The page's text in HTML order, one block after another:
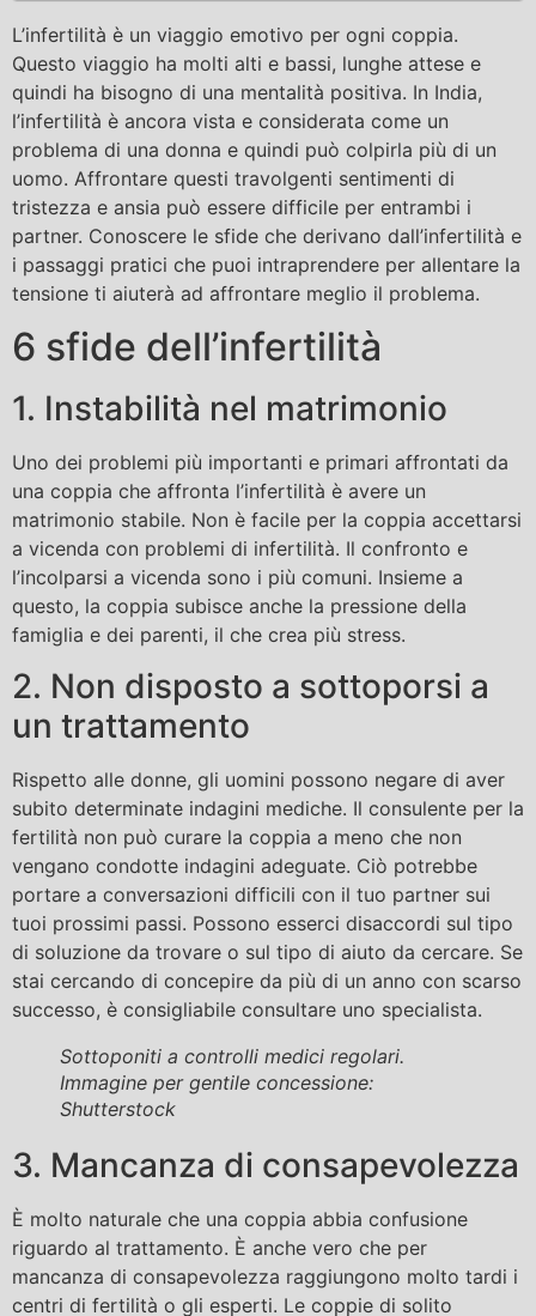
L’infertilità è un viaggio emotivo per ogni coppia.
Questo viaggio ha molti alti e bassi, lunghe attese e
quindi ha bisogno di una mentalità positiva. In India,
l’infertilità è ancora vista e considerata come un
problema di una donna e quindi può colpirla più di un
uomo. Affrontare questi travolgenti sentimenti di
tristezza e ansia può essere difficile per entrambi i
partner. Conoscere le sfide che derivano dall’infertilità e
i passaggi pratici che puoi intraprendere per allentare la
tensione ti aiuterà ad affrontare meglio il problema.
6 sfide dell’infertilità
1. Instabilità nel matrimonio
Uno dei problemi più importanti e primari affrontati da
una coppia che affronta l’infertilità è avere un
matrimonio stabile. Non è facile per la coppia accettarsi
a vicenda con problemi di infertilità. Il confronto e
l’incolparsi a vicenda sono i più comuni. Insieme a
questo, la coppia subisce anche la pressione della
famiglia e dei parenti, il che crea più stress.
2. Non disposto a sottoporsi a
un trattamento
Rispetto alle donne, gli uomini possono negare di aver
subito determinate indagini mediche. Il consulente per la
fertilità non può curare la coppia a meno che non
vengano condotte indagini adeguate. Ciò potrebbe
portare a conversazioni difficili con il tuo partner sui
tuoi prossimi passi. Possono esserci disaccordi sul tipo
di soluzione da trovare o sul tipo di aiuto da cercare. Se
stai cercando di concepire da più di un anno con scarso
successo, è consigliabile consultare uno specialista.
Sottoponiti a controlli medici regolari.
Immagine per gentile concessione:
Shutterstock
3. Mancanza di consapevolezza
È molto naturale che una coppia abbia confusione
riguardo al trattamento. È anche vero che per
mancanza di consapevolezza raggiungono molto tardi i
centri di fertilità o gli esperti. Le coppie di solito